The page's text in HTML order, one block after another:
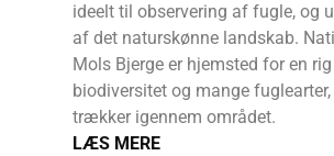
ideelt til observering af fugle, og
af det naturskønne landskab.
Mols Bjerge er hjemsted for en rig
biodiversitet og mange fuglearter,
trækker igennem området.
LÆS MERE